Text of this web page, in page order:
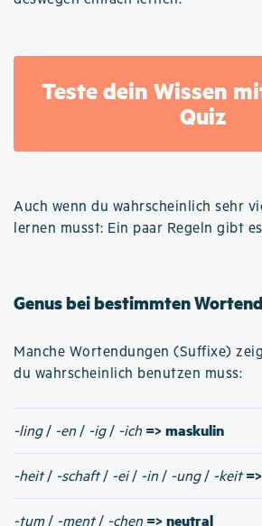
Teste dein Wissen
Quiz
Auch wenn du wahrscheinlich sehr
lernen musst: Ein paar Regeln gibt
Genus bei bestimmten
Manche Wortendungen (Suffixe)
du wahrscheinlich benutzen muss:
-ling/ -en / -ig/ -ich => maskulin
-heit/ -schaft/ -ei/ -in / -ung/ -keit
-tum/ -ment/ -chen => neutral